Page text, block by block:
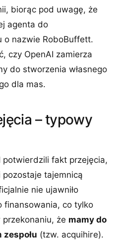
biorąc pod uwagę, że
agenta do
o nazwie RoboBuffett.
czy OpenAI zamierza
do stworzenia własnego
dla mas.
– typowy
potwierdzili fakt przejęcia,
tajemnicą
nie ujawniło
finansowania, co tylko
że mamy do
(tzw. acquihire).